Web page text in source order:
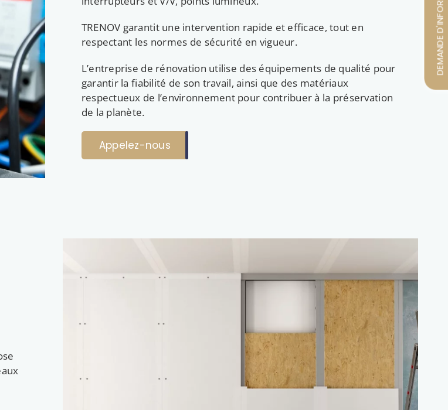
TRENOV garantit une intervention rapide et efficace, tout en
respectant les normes de sécurité en vigueur.
L’entreprise de rénovation utilise des équipements de qualité pour
garantir la fiabilité de son travail, ainsi que des matériaux
respectueux de l’environnement pour contribuer à la préservation
de la planète.
Appelez-nous